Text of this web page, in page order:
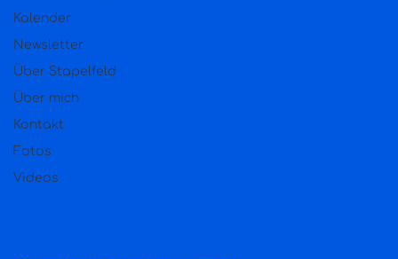
Kalender
Newsletter
Über Stapelfeld
Über mich
Kontakt
Fotos
Videos